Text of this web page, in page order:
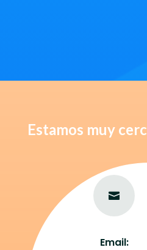
Estamos muy

Email: